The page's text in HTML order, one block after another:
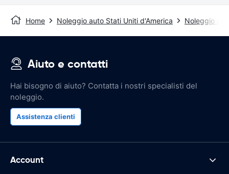
Home Noleggio auto Stati Uniti d'America Noleggio
Aiuto e contatti
Hai bisogno di aiuto? Contatta i nostri specialisti del
noleggio.
Assistenza clienti
Account